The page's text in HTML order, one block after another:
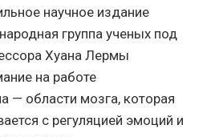
научное издание
группа ученых под
Хуана Лермы
на работе
— области мозга, которая
с регуляцией эмоций и